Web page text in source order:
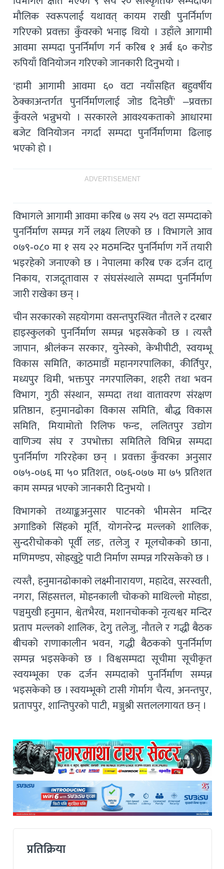
मौलिक स्वरूपलाई यथावत् कायम राखी पुनर्निर्माण
गरिएको प्रवक्ता कुँवरको भनाइ थियो । उहाँले आगामी
आवमा सम्पदा पुनर्निर्माण गर्न करिब १ अर्ब ६० करोड
रुपियाँ विनियोजन गरिएको जानकारी दिनुभयो ।
‘हामी आगामी आवमा ६० वटा नयाँसहित बहुवर्षीय
ठेक्काअन्तर्गत पुनर्निर्माणलाई जोड दिनेछौं’ –प्रवक्ता
कुँवरले भन्नुभयो । सरकारले आवश्यकताको आधारमा
बजेट विनियोजन नगर्दा सम्पदा पुनर्निर्माणमा ढिलाइ
भएको हो ।
ADVERTISEMENT
विभागले आगामी आवमा करिब ७ सय २५ वटा सम्पदाको
पुनर्निर्माण सम्पन्न गर्ने लक्ष्य लिएको छ । विभागले आव
०७९-०८० मा १ सय २२ मठमन्दिर पुनर्निर्माण गर्ने तयारी
भइरहेको जनाएको छ । नेपालमा करिब एक दर्जन दातृ
निकाय, राजदूतावास र संघसंस्थाले सम्पदा पुनर्निर्माण
जारी राखेका छन् ।
चीन सरकारको सहयोगमा वसन्तपुरस्थित नौतले र दरबार
हाइस्कुलको पुनर्निर्माण सम्पन्न भइसकेको छ । त्यस्तै
जापान, श्रीलंकन सरकार, युनेस्को, केभीपीटी, स्वयम्भू
विकास समिति, काठमाडौं महानगरपालिका, कीर्तिपुर,
मध्यपुर थिमी, भक्तपुर नगरपालिका, शहरी तथा भवन
विभाग, गुठी संस्थान, सम्पदा तथा वातावरण संरक्षण
प्रतिष्ठान, हनुमानढोका विकास समिति, बौद्ध विकास
समिति, मियामोतो रिलिफ फन्ड, ललितपुर उद्योग
वाणिज्य संघ र उपभोक्ता समितिले विभिन्न सम्पदा
पुनर्निर्माण गरिरहेका छन् । प्रवक्ता कुँवरका अनुसार
०७५-०७६ मा ५० प्रतिशत, ०७६-०७७ मा ७५ प्रतिशत
काम सम्पन्न भएको जानकारी दिनुभयो ।
विभागको तथ्याङ्कअनुसार पाटनको भीमसेन मन्दिर
अगाडिको सिंहको मूर्ति, योगनरेन्द्र मल्लको शालिक,
सुन्दरीचोकको पूर्वी लङ, तलेजु र मूलचोकको छाना,
मणिमण्डप, सोह्रखुट्टे पाटी निर्माण सम्पन्न गरिसकेको छ ।
त्यस्तै, हनुमानढोकाको लक्ष्मीनारायण, महादेव, सरस्वती,
नगरा, सिंहसत्तल, मोहनकाली चोकको माथिल्लो मोहडा,
पञ्चमुखी हनुमान, श्वेतभैरव, मशानचोकको नृत्यश्वर मन्दिर
प्रताप मल्लको शालिक, देगु तलेजु, नौतले र गद्धी बैठक
बीचको राणाकालीन भवन, गद्धी बैठकको पुनर्निर्माण
सम्पन्न भइसकेको छ । विश्वसम्पदा सूचीमा सूचीकृत
स्वयम्भूका एक दर्जन सम्पदाको पुनर्निर्माण सम्पन्न
भइसकेको छ । स्वयम्भूको टासी गोर्माग चैत्य, अनन्तपुर,
प्रतापपुर, शान्तिपुरको पाटी, मञ्जुश्री सत्तललगायत छन् ।
प्रतिक्रिया